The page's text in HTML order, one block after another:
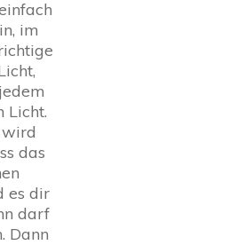
im
Licht.
wird
das
es dir
darf
Dann